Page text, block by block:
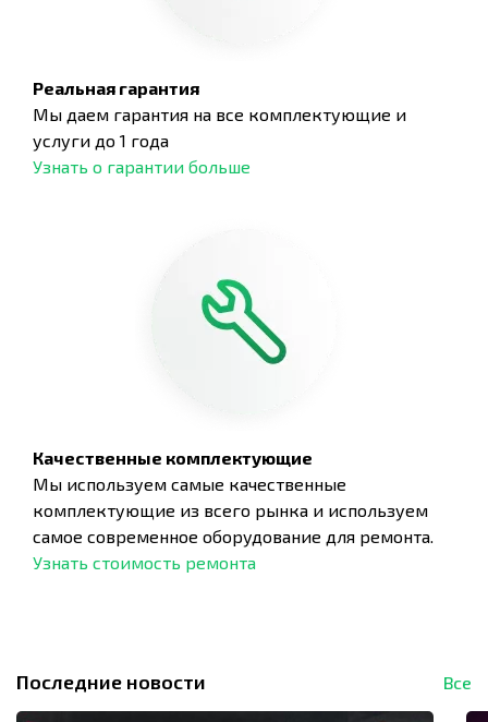
Реальная гарантия
Мы даем гарантия на все комплектующие и
услуги до 1 года
Узнать о гарантии больше
Качественные комплектующие
Мы используем самые качественные
комплектующие из всего рынка и используем
самое современное оборудование для ремонта.
Узнать стоимость ремонта
Последние новости Все